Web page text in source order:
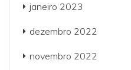
janeiro 2023
dezembro 2022
novembro 2022